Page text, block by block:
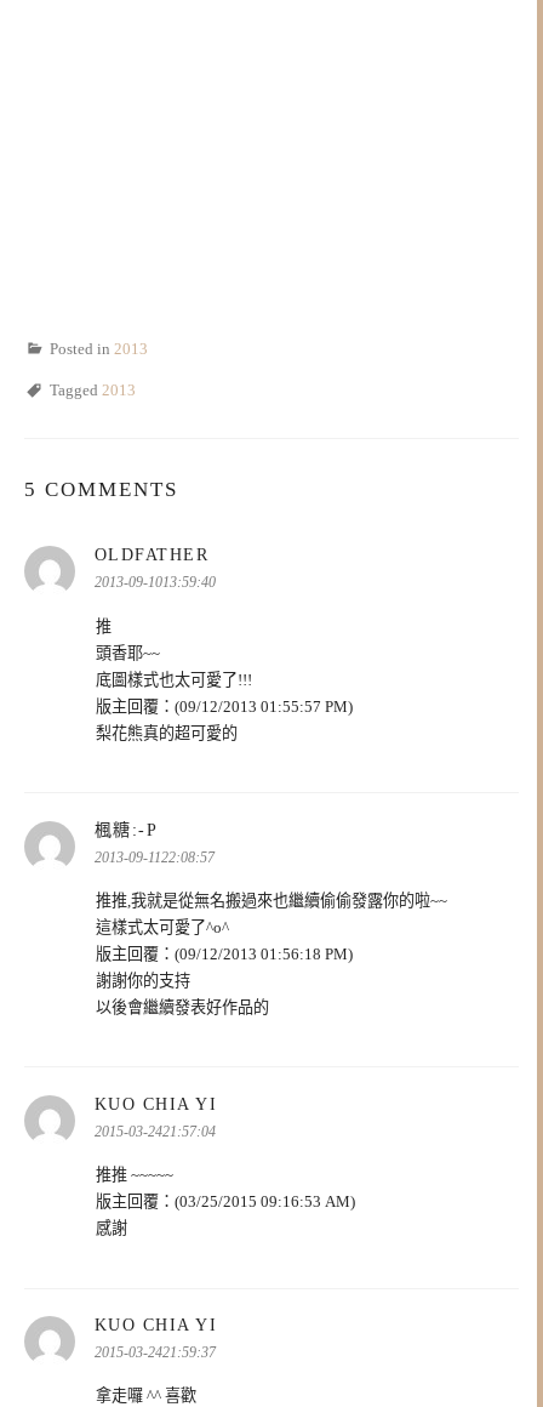
Posted in 2013
Tagged 2013
5 COMMENTS
OLDFATHER
示:
2013-09-1013:59:40
推
頭香耶~~
底圖樣式也太可愛了!!!
版主回覆：(09/12/2013 01:55:57 PM)
梨花熊真的超可愛的
楓糖:-P
示:
2013-09-1122:08:57
推推,我就是從無名搬過來也繼續偷偷發露你的啦~~
這樣式太可愛了^o^
版主回覆：(09/12/2013 01:56:18 PM)
謝謝你的支持
以後會繼續發表好作品的
KUO CHIA YI
2015-03-2421:57:04
推推 ~~~~~
版主回覆：(03/25/2015 09:16:53 AM)
感謝
KUO CHIA YI
2015-03-2421:59:37
拿走囉 ^^ 喜歡